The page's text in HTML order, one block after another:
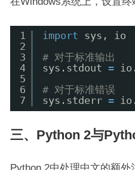
1
2
3
4
5
6
7
import
sys, io
# 对于标准输出
sys.stdout =
# 对于标准错误
sys.stderr =
三、Python 2与
Python 2中处理中文的额外